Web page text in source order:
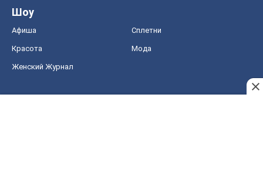
Шоу
Афиша Сплетни
Красота Мода
Женский Журнал